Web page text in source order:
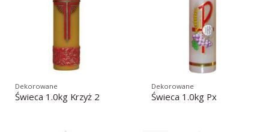
Dekorowane
Świeca 1.0kg Krzyż 2
Dekorowane
Świeca 1.0kg Px